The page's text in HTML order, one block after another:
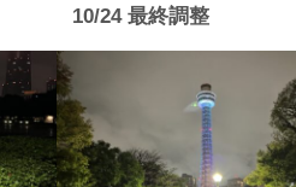
10/24 最終調整